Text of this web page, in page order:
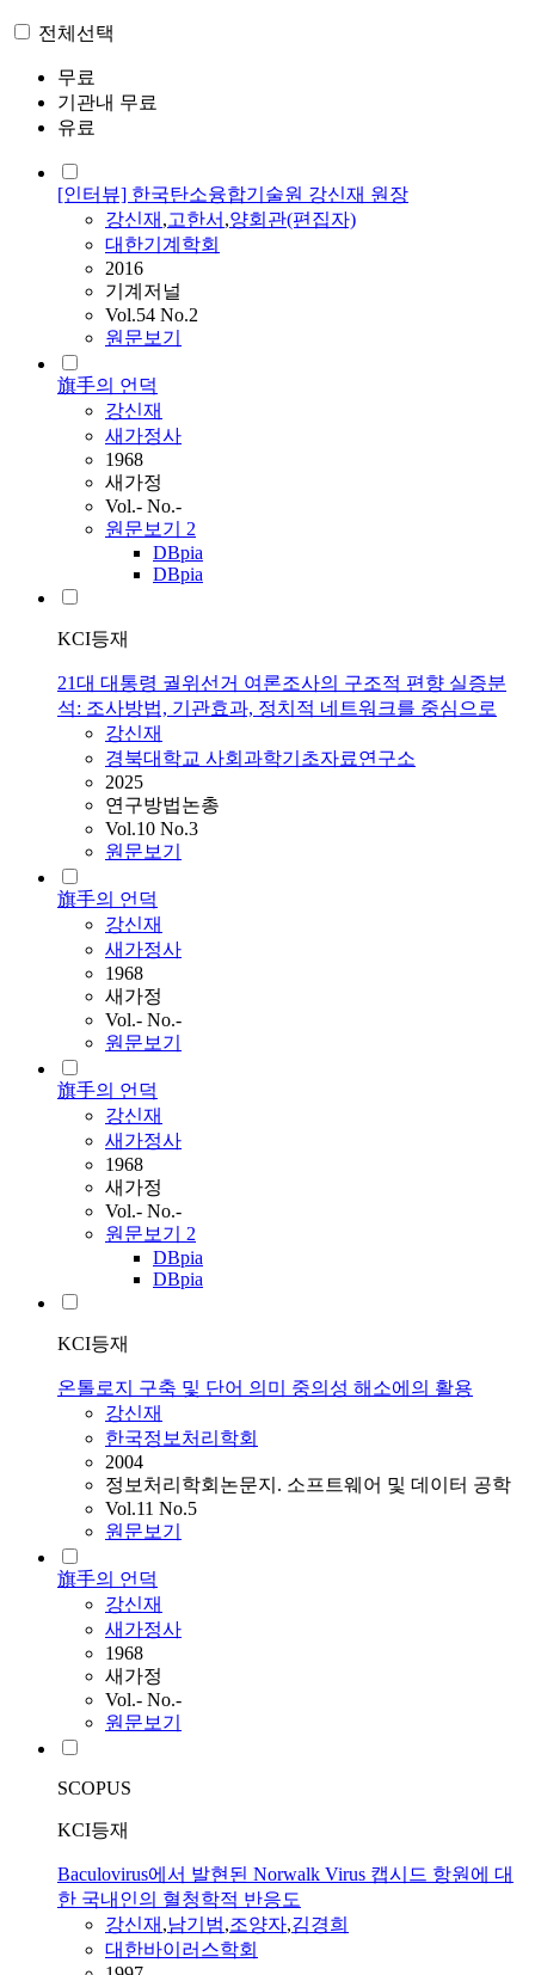
전체선택
무료
기관내 무료
유료
[인터뷰] 한국탄소융합기술원 강신재 원장
강신재 ,고한서 ,양회관(편집자)
대한기계학회
2016
기계저널
Vol.54 No.2
원문보기
旗手의 언덕
강신재
새가정사
1968
새가정
Vol.- No.-
원문보기 2
DBpia
DBpia
KCI등재
21대 대통령 궐위선거 여론조사의 구조적 편향 실증분
석: 조사방법, 기관효과, 정치적 네트워크를 중심으로
강신재
경북대학교 사회과학기초자료연구소
2025
연구방법논총
Vol.10 No.3
원문보기
旗手의 언덕
강신재
새가정사
1968
새가정
Vol.- No.-
원문보기
旗手의 언덕
강신재
새가정사
1968
새가정
Vol.- No.-
원문보기 2
DBpia
DBpia
KCI등재
온톨로지 구축 및 단어 의미 중의성 해소에의 활용
강신재
한국정보처리학회
2004
정보처리학회논문지. 소프트웨어 및 데이터 공학
Vol.11 No.5
원문보기
旗手의 언덕
강신재
새가정사
1968
새가정
Vol.- No.-
원문보기
SCOPUS
KCI등재
Baculovirus에서 발현된 Norwalk Virus 캡시드 항원에 대
한 국내인의 혈청학적 반응도
강신재 ,남기범,조양자,김경희
대한바이러스학회